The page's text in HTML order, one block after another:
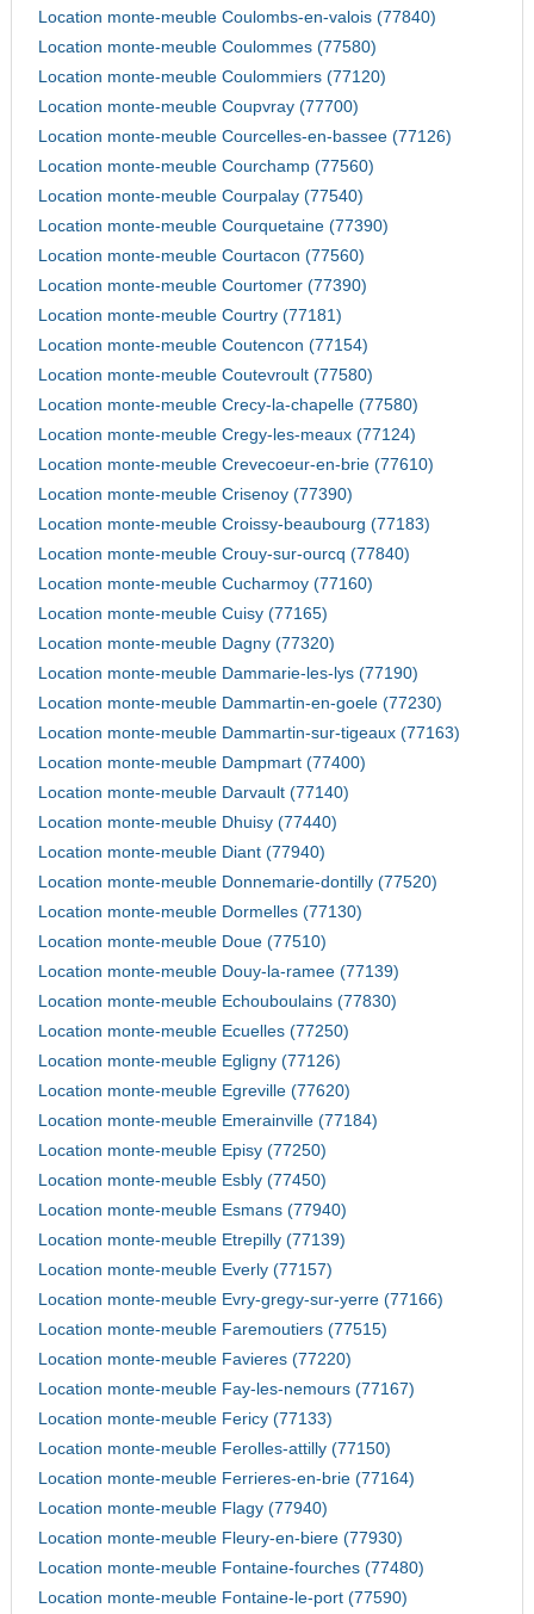
Location monte-meuble Coulombs-en-valois (77840)
Location monte-meuble Coulommes (77580)
Location monte-meuble Coulommiers (77120)
Location monte-meuble Coupvray (77700)
Location monte-meuble Courcelles-en-bassee (77126)
Location monte-meuble Courchamp (77560)
Location monte-meuble Courpalay (77540)
Location monte-meuble Courquetaine (77390)
Location monte-meuble Courtacon (77560)
Location monte-meuble Courtomer (77390)
Location monte-meuble Courtry (77181)
Location monte-meuble Coutencon (77154)
Location monte-meuble Coutevroult (77580)
Location monte-meuble Crecy-la-chapelle (77580)
Location monte-meuble Cregy-les-meaux (77124)
Location monte-meuble Crevecoeur-en-brie (77610)
Location monte-meuble Crisenoy (77390)
Location monte-meuble Croissy-beaubourg (77183)
Location monte-meuble Crouy-sur-ourcq (77840)
Location monte-meuble Cucharmoy (77160)
Location monte-meuble Cuisy (77165)
Location monte-meuble Dagny (77320)
Location monte-meuble Dammarie-les-lys (77190)
Location monte-meuble Dammartin-en-goele (77230)
Location monte-meuble Dammartin-sur-tigeaux (77163)
Location monte-meuble Dampmart (77400)
Location monte-meuble Darvault (77140)
Location monte-meuble Dhuisy (77440)
Location monte-meuble Diant (77940)
Location monte-meuble Donnemarie-dontilly (77520)
Location monte-meuble Dormelles (77130)
Location monte-meuble Doue (77510)
Location monte-meuble Douy-la-ramee (77139)
Location monte-meuble Echouboulains (77830)
Location monte-meuble Ecuelles (77250)
Location monte-meuble Egligny (77126)
Location monte-meuble Egreville (77620)
Location monte-meuble Emerainville (77184)
Location monte-meuble Episy (77250)
Location monte-meuble Esbly (77450)
Location monte-meuble Esmans (77940)
Location monte-meuble Etrepilly (77139)
Location monte-meuble Everly (77157)
Location monte-meuble Evry-gregy-sur-yerre (77166)
Location monte-meuble Faremoutiers (77515)
Location monte-meuble Favieres (77220)
Location monte-meuble Fay-les-nemours (77167)
Location monte-meuble Fericy (77133)
Location monte-meuble Ferolles-attilly (77150)
Location monte-meuble Ferrieres-en-brie (77164)
Location monte-meuble Flagy (77940)
Location monte-meuble Fleury-en-biere (77930)
Location monte-meuble Fontaine-fourches (77480)
Location monte-meuble Fontaine-le-port (77590)